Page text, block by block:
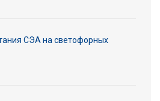
СЭА на светофорных